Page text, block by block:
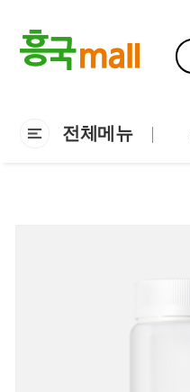
전체메뉴